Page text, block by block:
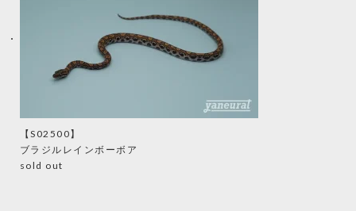
【S02500】
ブラジルレインボーボア
sold out